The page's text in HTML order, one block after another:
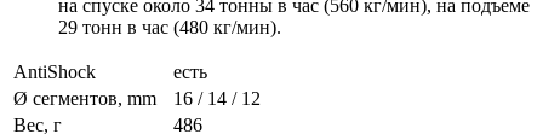
на спуске около 34 тонны в час (560 кг/мин), на подъеме
29 тонн в час (480 кг/мин).
AntiShock
есть
Ø сегментов, mm
16 / 14 / 12
Вес, г
486